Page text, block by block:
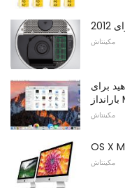
مکینتاش
برای
مکینتاش
مکینتاش